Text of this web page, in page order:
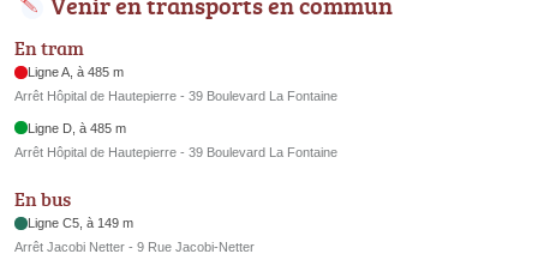
En tram
Ligne A, à 485 m
Arrêt Hôpital de Hautepierre - 39 Boulevard La Fontaine
Ligne D, à 485 m
Arrêt Hôpital de Hautepierre - 39 Boulevard La Fontaine
En bus
Ligne C5, à 149 m
Arrêt Jacobi Netter - 9 Rue Jacobi-Netter